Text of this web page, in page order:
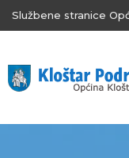
Službene stranice